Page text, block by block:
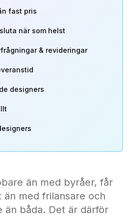
fast pris
när som helst
& revideringar
designers
än med byråer, får
med frilansare och
än båda. Det är därför